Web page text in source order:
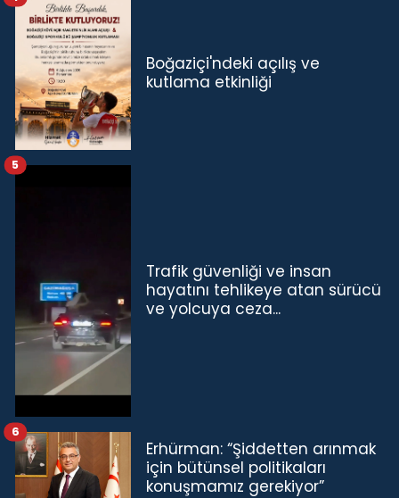
Boğaziçi'ndeki açılış ve
kutlama etkinliği
Trafik güvenliği ve insan
hayatını tehlikeye atan sürücü
ve yolcuya ceza...
5
Erhürman: “Şiddetten arınmak
için bütünsel politikaları
konuşmamız gerekiyor”
6